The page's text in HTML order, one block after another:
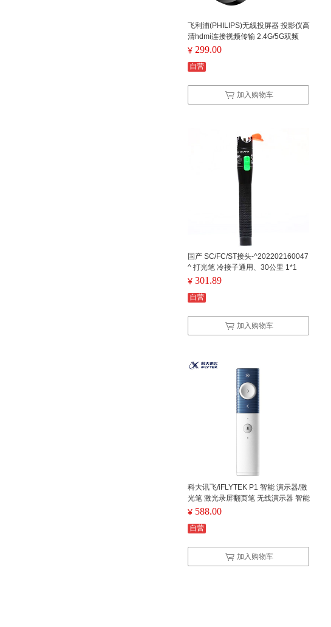
飞利浦(PHILIPS)无线投屏器 投影仪高
清hdmi连接视频传输 2.4G/5G双频
¥ 299.00
自营
加入购物车
国产 SC/FC/ST接头-^202202160047
^ 打光笔 冷接子通用、30公里 1*1
¥ 301.89
自营
加入购物车
科大讯飞/iFLYTEK P1 智能 演示器/激
光笔 激光录屏翻页笔 无线演示器 智能
演示器P1
¥ 588.00
自营
加入购物车